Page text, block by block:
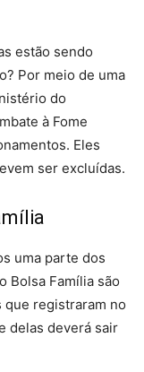
estão sendo
Por meio de uma
do
à Fome
Eles
ser excluídas.
uma parte dos
Bolsa Família são
que registraram no
delas deverá sair